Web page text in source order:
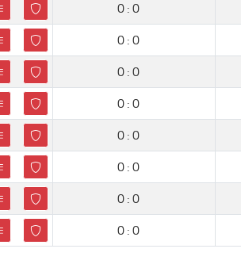
Loading... 0:0
Loading... 0:0
Loading... 0:0
Loading... 0:0
Loading... 0:0
Loading... 0:0
Loading... 0:0
Loading... 0:0